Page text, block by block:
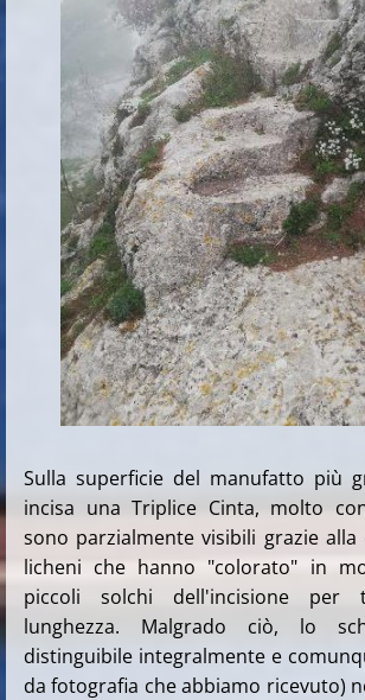
Sulla superficie del manufatto più
incisa una Triplice Cinta, molto
sono parzialmente visibili grazie alla
licheni che hanno "colorato" in
piccoli solchi dell'incisione
lunghezza. Malgrado ciò, lo
distinguibile integralmente e
da fotografia che abbiamo ricevuto)